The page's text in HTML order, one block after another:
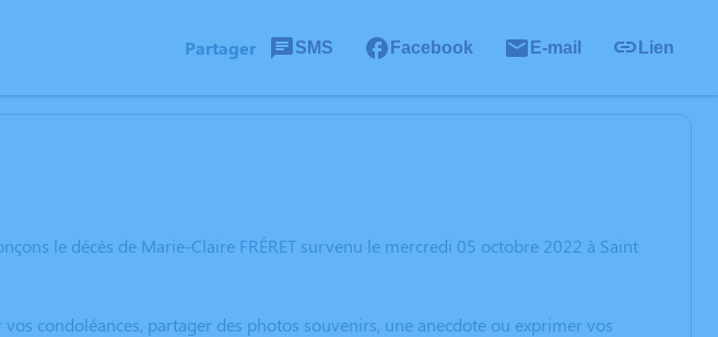
Partager SMS Facebook E-mail Lien
le décès de Marie-Claire FRÉRET survenu le mercredi 05 octobre 2022 à Saint
condoléances, partager des photos souvenirs, une anecdote ou exprimer vos